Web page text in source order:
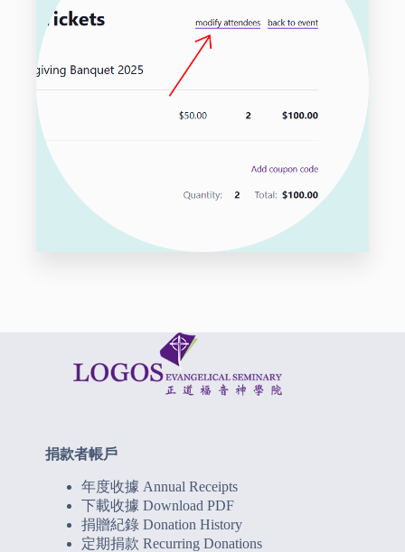
捐款者帳戶
年度收據 Annual Receipts
下載收據 Download PDF
捐贈紀錄 Donation History
定期捐款 Recurring Donations